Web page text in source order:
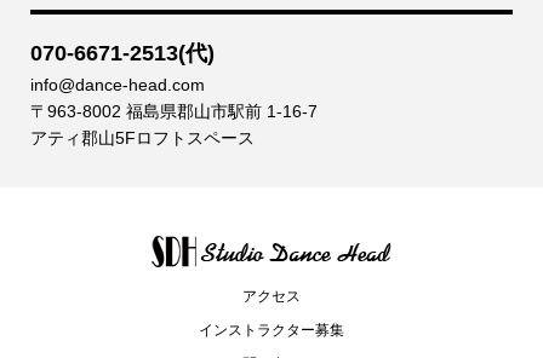
070-6671-2513(代)
info@dance-head.com
〒963-8002 福島県郡山市駅前 1-16-7
アティ郡山5Fロフトスペース
アクセス
インストラクター募集